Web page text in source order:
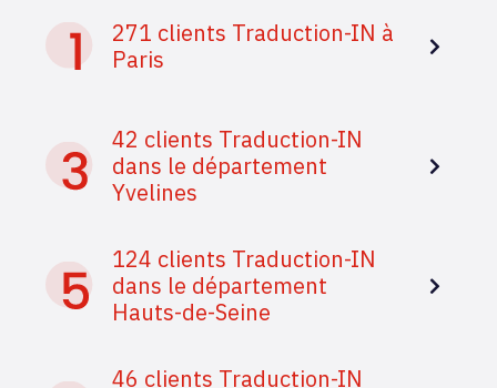
271 clients Traduction-IN à
Paris
42 clients Traduction-IN
dans le département
Yvelines
124 clients Traduction-IN
dans le département
Hauts-de-Seine
46 clients Traduction-IN